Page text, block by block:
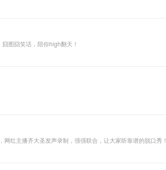
图囧笑话，陪你high翻天！
红主播齐大圣发声录制，强强联合，让大家听靠谱的脱口秀！